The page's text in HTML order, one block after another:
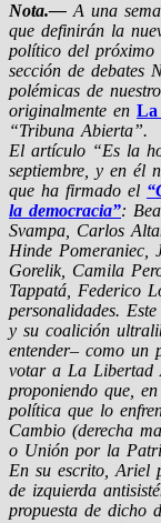
Nota.— A una
que definirán la
político del próximo
sección de debates
polémicas de
originalmente en La
“Tribuna Abierta”.
El artículo “Es la
septiembre, y en él
que ha firmado el
la democracia”:
Svampa, Carlos
Hinde Pomeraniec,
Gorelik, Camila
Tappatá, Federico
personalidades.
y su coalición
entender– como
votar a La Libertad
proponiendo que,
política que lo
Cambio (derecha
o Unión por la
En su escrito, Ariel
de izquierda
propuesta de dicho